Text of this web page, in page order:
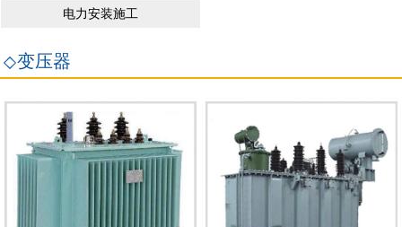
电力安装施工
变压器